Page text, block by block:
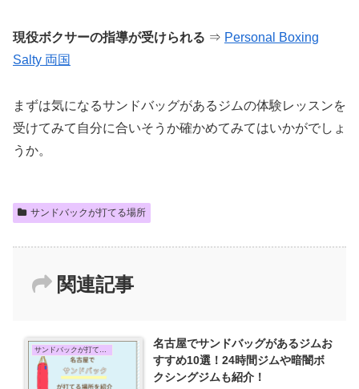
現役ボクサーの指導が受けられる ⇒ Personal Boxing
Salty 両国
まずは気になるサンドバッグがあるジムの体験レッスンを
受けてみて自分に合いそうか確かめてみてはいかがでしょ
うか。
サンドバックが打てる場所
関連記事
サンドバックが打てる場所
名古屋でサンドバッグがあるジムお
すすめ10選！24時間ジムや暗闇ボ
クシングジムも紹介！